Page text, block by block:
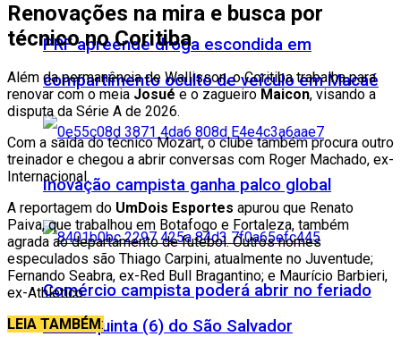
PRF apreende droga escondida em
compartimento oculto de veículo em Macaé
Inovação campista ganha palco global
Comércio campista poderá abrir no feriado
desta quinta (6) do São Salvador
Renovações na mira e busca por
técnico no Coritiba
Além da permanência de Wallisson, o Coritiba trabalha para
renovar com o meia Josué e o zagueiro Maicon, visando a
disputa da Série A de 2026.
Com a saída do técnico Mozart, o clube também procura outro
treinador e chegou a abrir conversas com Roger Machado, ex-
Internacional.
A reportagem do UmDois Esportes apurou que Renato
Paiva, que trabalhou em Botafogo e Fortaleza, também
agrada ao departamento de futebol. Outros nomes
especulados são Thiago Carpini, atualmente no Juventude;
Fernando Seabra, ex-Red Bull Bragantino; e Maurício Barbieri,
ex-Athletico.
LEIA TAMBÉM: